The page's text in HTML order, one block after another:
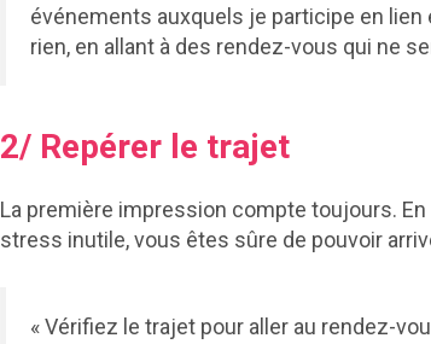
événements auxquels je participe en
rien, en allant à des rendez-vous qui ne
2/ Repérer le trajet
La première impression compte toujours.
stress inutile, vous êtes sûre de pouvoir
« Vérifiez le trajet pour aller au rendez-